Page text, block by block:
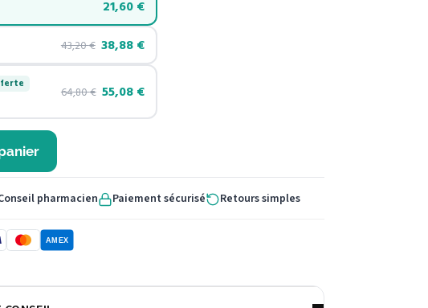
21,60€
43,20€ 38,88€
64,80€ 55,08€
pharmacien Paiement sécurisé Retours simples
AMEX